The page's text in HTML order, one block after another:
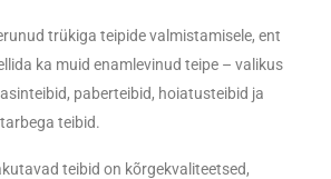
trükiga teipide valmistamisele, ent
ka muid enamlevinud teipe – valikus
paberteibid, hoiatusteibid ja
teibid.
teibid on kõrgekvaliteetsed,